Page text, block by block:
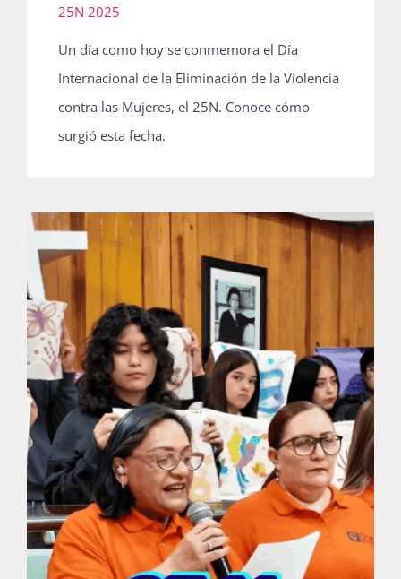
25N 2025
Un día como hoy se conmemora el Día
Internacional de la Eliminación de la Violencia
contra las Mujeres, el 25N. Conoce cómo
surgió esta fecha.